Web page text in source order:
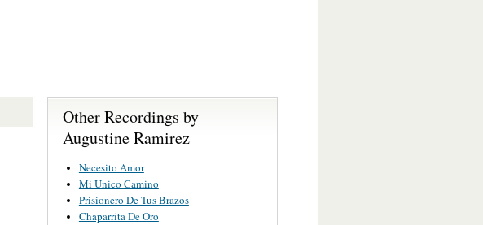
Other Recordings by
Augustine Ramirez
Necesito Amor
Mi Unico Camino
Prisionero De Tus Brazos
Chaparrita De Oro